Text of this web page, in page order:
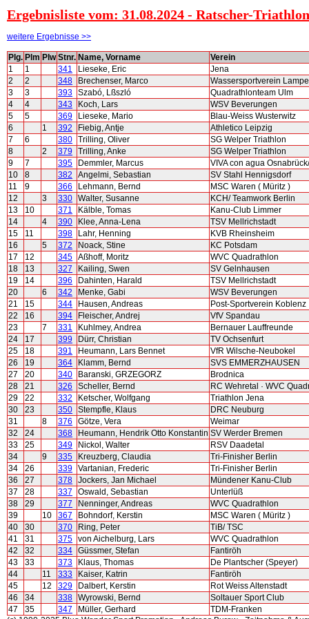
Ergebnisliste vom: 31.08.2024 - Ratscher-
weitere Ergebnisse >>
Plg. Plm Plw Stnr. Name, Vorname
Verein
1
1 341 Lieseke, Eric
Jena
2
2 348 Brechenser, Marco
Wassersportverein
3
3 393 Szabó, Lßszló
Quadrathlonteam Ulm
4
4 343 Koch, Lars
WSV Beverungen
5
5 369 Lieseke, Mario
Blau-Weiss Wusterwitz
6
1 392 Fiebig, Antje
Athletico Leipzig
7
6 380 Trilling, Oliver
SG Welper Triathlon
8
2 379 Trilling, Anke
SG Welper Triathlon
9
7 395 Demmler, Marcus
VIVA con agua
10
8 382 Angelmi, Sebastian
SV Stahl Hennigsdorf
11
9 366 Lehmann, Bernd
MSC Waren ( Müritz )
12
3 330 Walter, Susanne
KCH/ Teamwork Berlin
13
10 371 Kälble, Tomas
Kanu-Club Limmer
14
4 390 Klee, Anna-Lena
TSV Mellrichstadt
15
11 398 Lahr, Henning
KVB Rheinsheim
16
5 372 Noack, Stine
KC Potsdam
17
12 345 Aßhoff, Moritz
WVC Quadrathlon
18
13 327 Kailing, Swen
SV Gelnhausen
19
14 396 Dahinten, Harald
TSV Mellrichstadt
20
6 342 Menke, Gabi
WSV Beverungen
21
15 344 Hausen, Andreas
Post-Sportverein Koblenz
22
16 394 Fleischer, Andrej
VfV Spandau
23
7 331 Kuhlmey, Andrea
Bernauer Lauffreunde
24
17 399 Dürr, Christian
TV Ochsenfurt
25
18 391 Heumann, Lars Bennet
VfR Wilsche-Neubokel
26
19 364 Klamm, Bernd
SVS EMMERZHAUSEN
27
20 340 Baranski, GRZEGORZ
Brodnica
28
21 326 Scheller, Bernd
RC Wehretal · WVC
29
22 332 Ketscher, Wolfgang
Triathlon Jena
30
23 350 Stempfle, Klaus
DRC Neuburg
31
8 376 Götze, Vera
Weimar
32
24 368 Heumann, Hendrik Otto Konstantin SV Werder Bremen
33
25 349 Nickol, Walter
RSV Daadetal
34
9 335 Kreuzberg, Claudia
Tri-Finisher Berlin
34
26 339 Vartanian, Frederic
Tri-Finisher Berlin
36
27 378 Jockers, Jan Michael
Mündener Kanu-Club
37
28 337 Oswald, Sebastian
Unterlüß
38
29 377 Nenninger, Andreas
WVC Quadrathlon
39
10 367 Bohndorf, Kerstin
MSC Waren ( Müritz )
40
30 370 Ring, Peter
TiB/ TSC
41
31 375 von Aichelburg, Lars
WVC Quadrathlon
42
32 334 Güssmer, Stefan
Fantiröh
43
33 373 Klaus, Thomas
De Plantscher (Speyer)
44
11 333 Kaiser, Katrin
Fantiröh
45
12 329 Dalbert, Kerstin
Rot Weiss Altenstadt
46
34 338 Wyrowski, Bernd
Soltauer Sport Club
47
35 347 Müller, Gerhard
TDM-Franken